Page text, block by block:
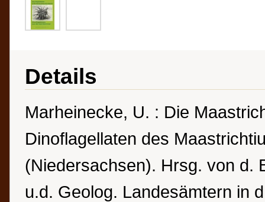
Details
Marheinecke, U. : Die
Dinoflagellaten des
(Niedersachsen). Hrsg. von d.
u.d. Geolog. Landesämtern in